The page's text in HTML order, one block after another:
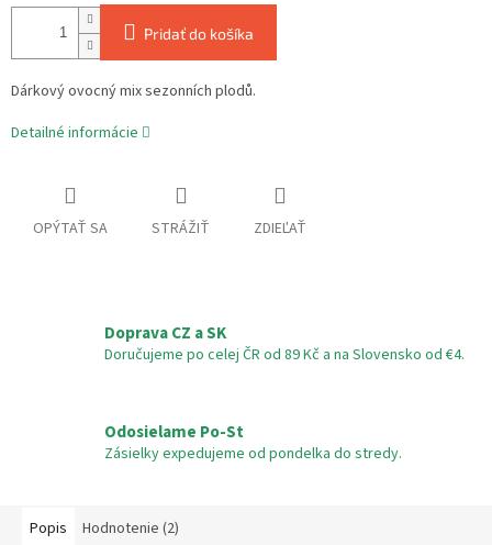
Pridať do košíka
Dárkový ovocný mix sezonních plodů.
Detailné informácie
OPÝTAŤ SA STRÁŽIŤ ZDIEĽAŤ
Doprava CZ a SK
Doručujeme po celej ČR od 89 Kč a na Slovensko od €4.
Odosielame Po-St
Zásielky expedujeme od pondelka do stredy.
Popis Hodnotenie (2)